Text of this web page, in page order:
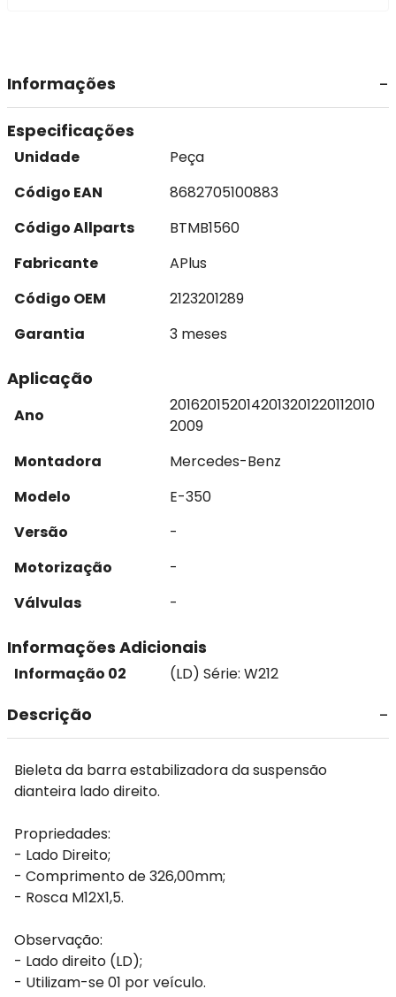
Informações
Especificações
Unidade
Peça
Código EAN
8682705100883
Código Allparts
BTMB1560
Fabricante
APlus
Código OEM
2123201289
Garantia
3 meses
Aplicação
Ano
2016201520142013201220112010
2009
Montadora
Mercedes-Benz
Modelo
E-350
Versão
-
Motorização
-
Válvulas
-
Informações Adicionais
Informação 02 (LD) Série: W212
Descrição
Bieleta da barra estabilizadora da suspensão
dianteira lado direito.
Propriedades:
- Lado Direito;
- Comprimento de 326,00mm;
- Rosca M12X1,5.
Observação:
- Lado direito (LD);
- Utilizam-se 01 por veículo.